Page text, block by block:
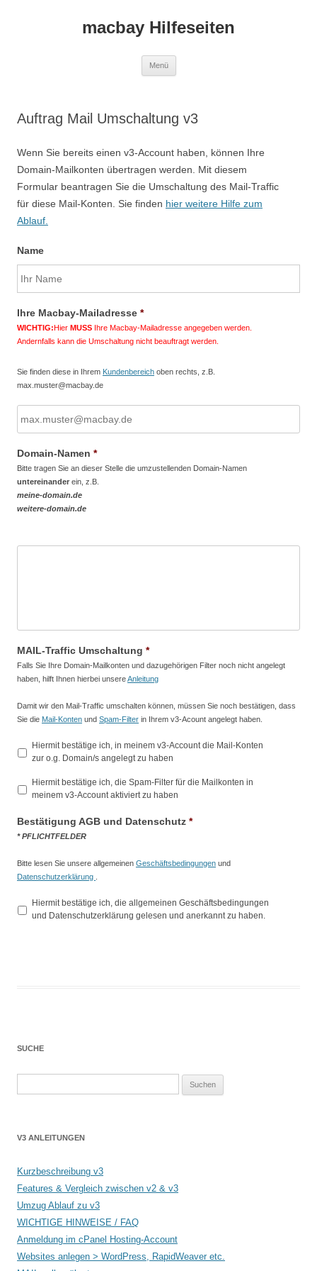
macbay Hilfeseiten
Menü
Auftrag Mail Umschaltung v3
Wenn Sie bereits einen v3-Account haben, können Ihre
Domain-Mailkonten übertragen werden. Mit diesem
Formular beantragen Sie die Umschaltung des Mail-Traffic
für diese Mail-Konten. Sie finden hier weitere Hilfe zum
Ablauf.
Name
Ihre Macbay-Mailadresse *
WICHTIG:Hier MUSS Ihre Macbay-Mailadresse angegeben werden.
Andernfalls kann die Umschaltung nicht beauftragt werden.
Sie finden diese in Ihrem Kundenbereich oben rechts, z.B.
max.muster@macbay.de
Domain-Namen *
Bitte tragen Sie an dieser Stelle die umzustellenden Domain-Namen
untereinander ein, z.B.
meine-domain.de
weitere-domain.de
MAIL-Traffic Umschaltung *
Falls Sie Ihre Domain-Mailkonten und dazugehörigen Filter noch nicht angelegt
haben, hilft Ihnen hierbei unsereAnleitung
Damit wir den Mail-Traffic umschalten können, müssen Sie noch bestätigen, dass
Sie die Mail-Konten und Spam-Filter in Ihrem v3-Acount angelegt haben.
Hiermit bestätige ich, in meinem v3-Account die Mail-Konten
zur o.g. Domain/s angelegt zu haben
Hiermit bestätige ich, die Spam-Filter für die Mailkonten in
meinem v3-Account aktiviert zu haben
Bestätigung AGB und Datenschutz *
* PFLICHTFELDER
Bitte lesen Sie unsere allgemeinen Geschäftsbedingungen und
Datenschutzerklärung
Hiermit bestätige ich, die allgemeinen Geschäftsbedingungen
und Datenschutzerklärung gelesen und anerkannt zu haben.
SUCHE
V3 ANLEITUNGEN
Kurzbeschreibung v3
Features & Vergleich zwischen v2 & v3
Umzug Ablauf zu v3
WICHTIGE HINWEISE / FAQ
Anmeldung im cPanel Hosting-Account
Websites anlegen > WordPress, RapidWeaver etc.